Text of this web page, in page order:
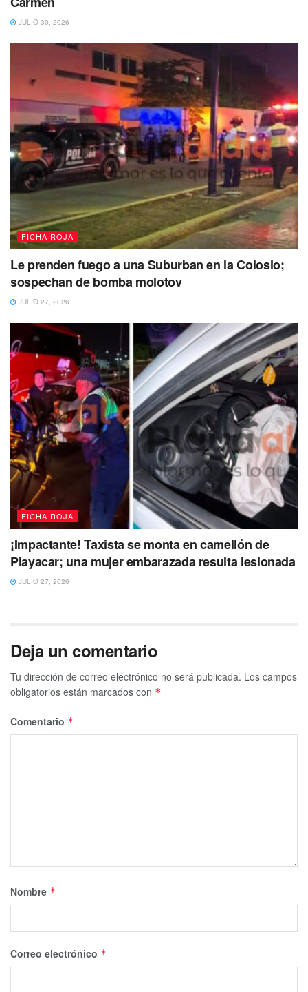
JULIO 30, 2026
FICHA ROJA
Le prenden fuego a una Suburban en la Colosio;
sospechan de bomba molotov
JULIO 27, 2026
FICHA ROJA
¡Impactante! Taxista se monta en camellón de
Playacar; una mujer embarazada resulta lesionada
JULIO 27, 2026
Deja un comentario
Tu dirección de correo electrónico no será publicada. Los campos
obligatorios están marcados con *
Comentario *
Nombre *
Correo electrónico *